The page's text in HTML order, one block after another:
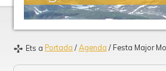
Ets a Portada / Agenda / Festa Major